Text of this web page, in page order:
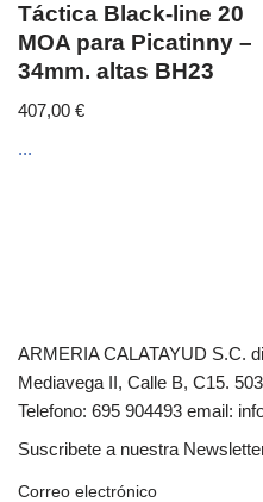
Táctica Black-line 20
MOA para Picatinny –
34mm. altas BH23
407,00 €
...
ARMERIA CALATAYUD S.C.
Mediavega II, Calle B, C15.
Telefono: 695 904493 email:
Suscribete a nuestra
Correo electrónico